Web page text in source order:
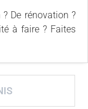
De rénovation ?
à faire ? Faites